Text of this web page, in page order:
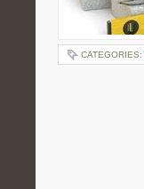
CATEGORIES: